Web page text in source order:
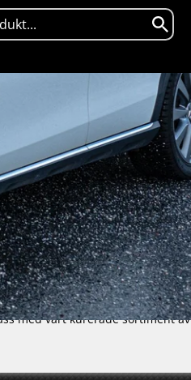
med vårt kurerade sortiment av